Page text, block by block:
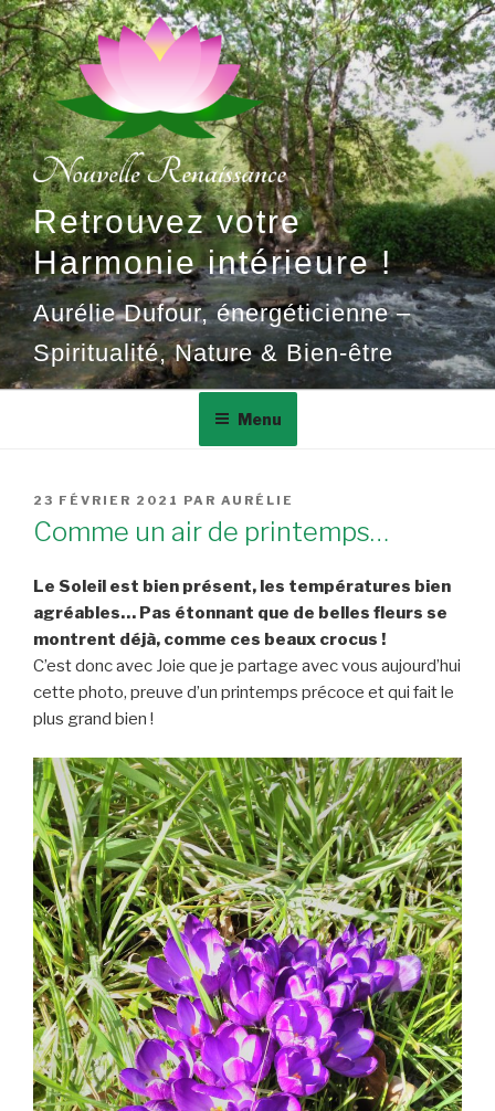
Aller
au
contenu
principal
Retrouvez votre
Harmonie intérieure !
Aurélie Dufour, énergéticienne –
Spiritualité, Nature & Bien-être
Menu
PUBLIÉ
LE
23 FÉVRIER 2021 PAR AURÉLIE
Comme un air de printemps…
Le Soleil est bien présent, les températures bien
agréables… Pas étonnant que de belles fleurs se
montrent déjà, comme ces beaux crocus !
C’est donc avec Joie que je partage avec vous aujourd’hui
cette photo, preuve d’un printemps précoce et qui fait le
plus grand bien !